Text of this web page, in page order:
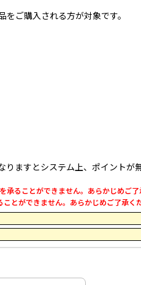
をご購入される方が対象です。
りますとシステム上、ポイントが
ることができません。あらかじめご了
とができません。あらかじめご了承く